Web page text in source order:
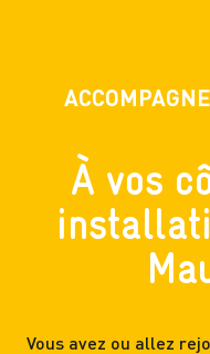
À vos
Vous avez ou allez